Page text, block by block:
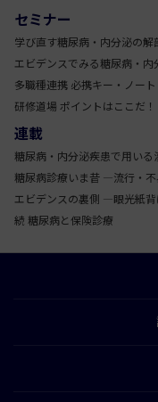
セミナー
学び直す糖尿病・内分泌の解
エビデンスでみる糖尿病・内
多職種連携 必携キー・ノート
研修道場 ポイントはここだ！
連載
糖尿病・内分泌疾患で用いる
糖尿病診療いま昔 ―流行・
エビデンスの裏側 ―眼光紙
続 糖尿病と保険診療